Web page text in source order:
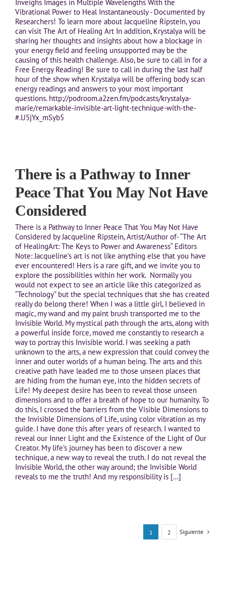
Inveighs Images in Multiple Wavelengths With the
Vibrational Power to Heal Instantaneously - Documented by
Researchers! To learn more about Jacqueline Ripstein, you
can visit The Art of Healing Art In addition, Krystalya will be
sharing her thoughts and insights about how a blockage in
your energy field and feeling unsupported may be the
causing of this health challenge. Also, be sure to call in for a
Free Energy Reading! Be sure to call in during the last half
hour of the show when Krystalya will be offering body scan
energy readings and answers to your most important
questions. http://podroom.a2zen.fm/podcasts/krystalya-
marie/remarkable-invisible-art-light-technique-with-the-
#.U5jYx_mSyb5
There is a Pathway to Inner
Peace That You May Not Have
Considered
There is a Pathway to Inner Peace That You May Not Have
Considered by Jacqueline Ripstein, Artist/Author of- “The Art
of HealingArt: The Keys to Power and Awareness“ Editors
Note: Jacqueline’s art is not like anything else that you have
ever encountered! Hers is a rare gift, and we invite you to
explore the possibilities within her work. Normally you
would not expect to see an article like this categorized as
“Technology” but the special techniques that she has created
really do belong there! When I was a little girl, I believed in
magic, my wand and my paint brush transported me to the
Invisible World. My mystical path through the arts, along with
a powerful inside force, moved me constantly to research a
way to portray this Invisible world. I was seeking a path
unknown to the arts, a new expression that could convey the
inner and outer worlds of a human being. The arts and this
creative path have leaded me to those unseen places that
are hiding from the human eye, into the hidden secrets of
Life! My deepest desire has been to reveal those unseen
dimensions and to offer a breath of hope to our humanity. To
do this, I crossed the barriers from the Visible Dimensions to
the Invisible Dimensions of Life, using color vibration as my
guide. I have done this after years of research. I wanted to
reveal our Inner Light and the Existence of the Light of Our
Creator. My life’s journey has been to discover a new
technique, a new way to reveal the truth. I do not reveal the
Invisible World, the other way around; the Invisible World
reveals to me the truth! And my responsibility is [...]
1 2 Siguiente